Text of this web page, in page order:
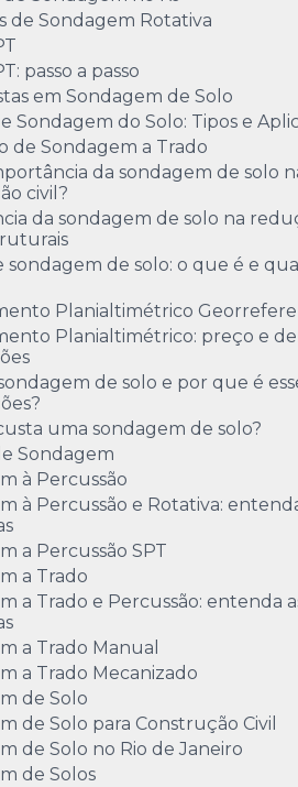
de Sondagem Rotativa
passo a passo
em Sondagem de Solo
Sondagem do Solo: Tipos e
de Sondagem a Trado
da sondagem de solo
civil?
da sondagem de solo na
sondagem de solo: o que é e
Planialtimétrico
Planialtimétrico: preço e
de solo e por que é
uma sondagem de solo?
Sondagem
à Percussão
à Percussão e Rotativa:
a Percussão SPT
a Trado
a Trado e Percussão: entenda
a Trado Manual
a Trado Mecanizado
de Solo
de Solo para Construção Civil
de Solo no Rio de Janeiro
de Solos